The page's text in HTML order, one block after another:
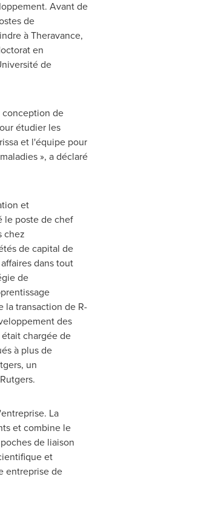
Avant de
de
à Theravance,
en
de
de
étudier les
et l'équipe pour
», a déclaré
et
le poste de chef
chez
de capital de
dans tout
de
la transaction de R-
des
chargée de
à plus de
, un
Rutgers.
La
et combine le
de liaison
et
entreprise de